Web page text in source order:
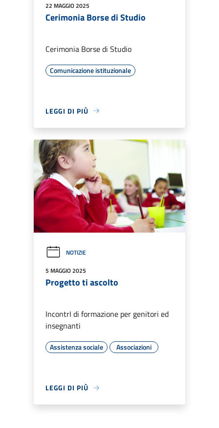
22 MAGGIO 2025
Cerimonia Borse di Studio
Cerimonia Borse di Studio
Comunicazione istituzionale
LEGGI DI PIÙ
NOTIZIE
5 MAGGIO 2025
Progetto ti ascolto
IncontrI di formazione per genitori ed
insegnanti
Assistenza sociale Associazioni
LEGGI DI PIÙ